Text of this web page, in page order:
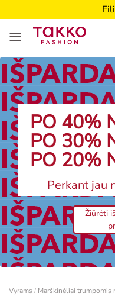
PO 40%
PO 30%
PO 20%
Perkant jau
Žiūrėti
Vyrams / Marškinėliai trumpomis